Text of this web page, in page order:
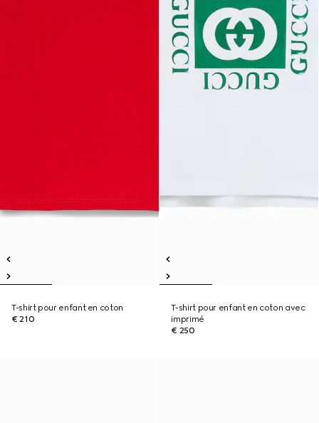
T-shirt pour enfant en coton
€ 210
T-shirt pour enfant en coton avec
imprimé
€ 250